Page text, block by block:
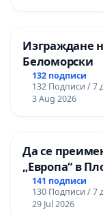
Изграждане
Беломорски
132 подписи
132 Подписи / 7
3 Aug 2026
Да се
„Европа“ в
141 подписи
130 Подписи / 7
29 Jul 2026